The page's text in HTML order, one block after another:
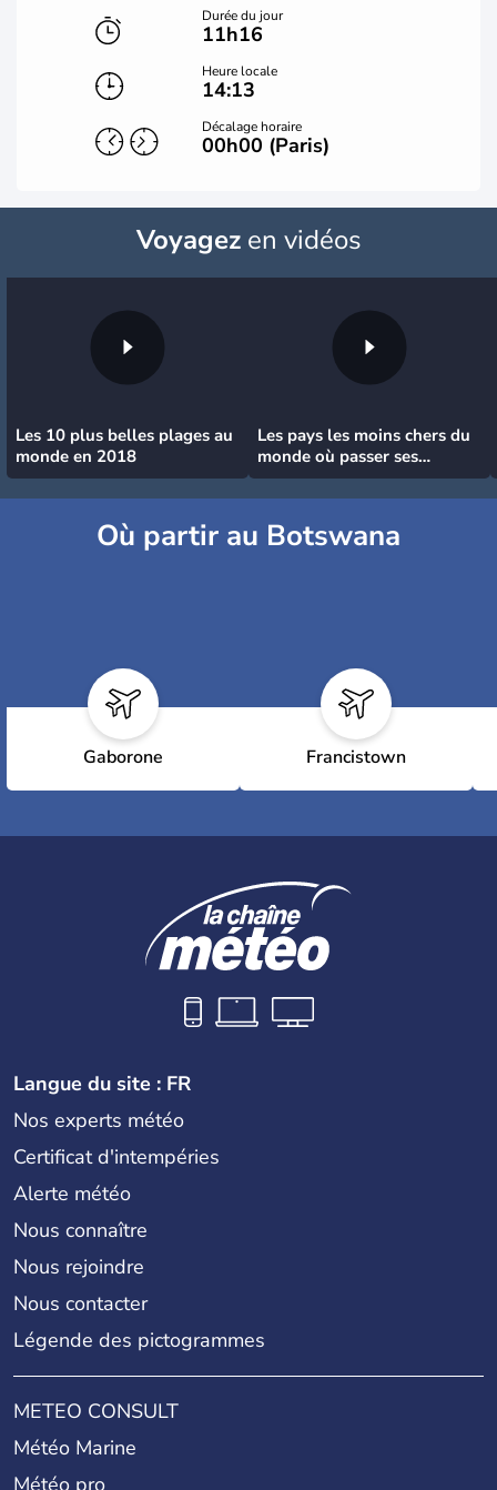
Durée du jour
11h16
Heure locale
14:13
Décalage horaire
00h00 (Paris)
Voyagezen vidéos
Les 10 plus belles plages au
monde en 2018
Les pays les moins chers du
monde où passer ses
vacances
Où partir au Botswana
Gaborone Francistown
Langue du site : FR
Nos experts météo
Certificat d'intempéries
Alerte météo
Nous connaître
Nous rejoindre
Nous contacter
Légende des pictogrammes
METEO CONSULT
Météo Marine
Météo pro